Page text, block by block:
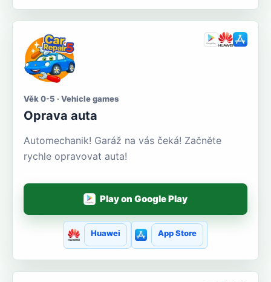
Věk 0-5 · Vehicle games
Oprava auta
Automechanik! Garáž na vás čeká! Začněte
rychle opravovat auta!
Play on Google Play
Huawei App Store